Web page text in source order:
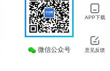
微信公众号
APP下载
意见反馈